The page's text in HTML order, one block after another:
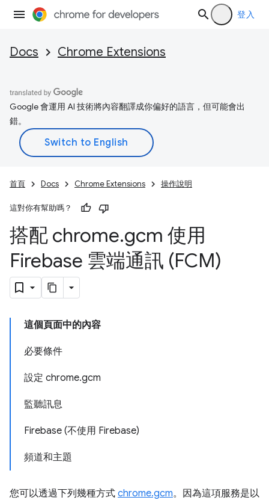
登入
Docs Chrome Extensions
Google 會運用 AI 技術將內容翻譯成你偏好的語言，但可能會出
錯。
首頁 Docs Chrome Extensions 操作說明
這對你有幫助嗎？
搭配 chrome.gcm 使用
Firebase 雲端通訊 (FCM)
這個頁面中的內容
必要條件
設定 chrome.gcm
監聽訊息
Firebase (不使用 Firebase)
頻道和主題
您可以透過下列幾種方式 chrome.gcm。因為這項服務是以